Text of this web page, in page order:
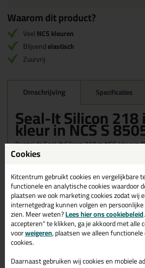
Waarom dit product?
VeelNCS kleuren
Blijvendelastisch
Zuurvrij
Omschrijving Specificaties
Seal-It Silicon 218
kleur in NCS S
Bestel de Seal-It Silicon 218 in NCS kleur in
vandaag nog! Vandaag besteld = morgen in
Wil je meer weten over de toepassing en
product?Lees alles over dit product >
Gerelateerde
Cookies
Kitcentrum gebruikt cookies en vergelijkbare
functionele en analytische cookies waardoor
plaatsen we ook marketing cookies zodat wij
internetgedrag kunnen volgen en
zien. Meer weten?Lees hier ons cookiebeleid
accepteren" te klikken, ga je akkoord met alle
voorweigeren, plaatsen we alleen
cookies.
Daarnaast gebruiken wij cookies en mobiele